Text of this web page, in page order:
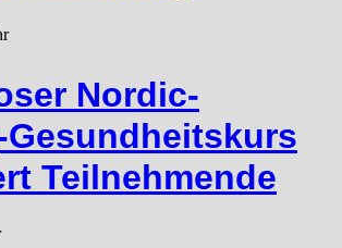
Nordic-
Gesundheitskurs
Teilnehmende